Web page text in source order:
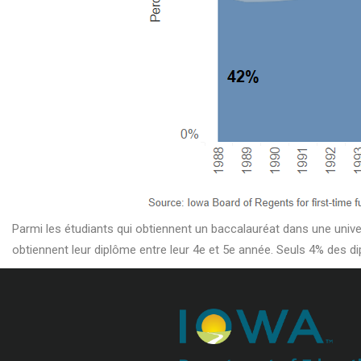
Parmi les étudiants qui obtiennent un baccalauréat dans une
obtiennent leur diplôme entre leur 4e et 5e année. Seuls 4% des